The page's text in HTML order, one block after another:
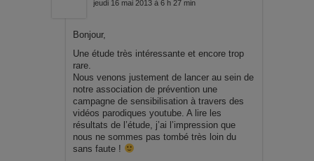
jeudi 16 mai 2013 à 6 h 27 min
Bonjour,
Une étude très intéressante et encore trop
rare.
Nous venons justement de lancer au sein de
notre association de prévention une
campagne de sensibilisation à travers des
vidéos parodiques youtube. A lire les
résultats de l’étude, j’ai l’impression que
nous ne sommes pas tombé très loin du
sans faute !